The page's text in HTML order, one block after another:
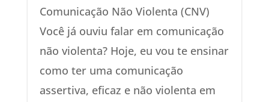
Comunicação Não Violenta (CNV)
Você já ouviu falar em comunicação
não violenta? Hoje, eu vou te ensinar
como ter uma comunicação
assertiva, eficaz e não violenta em